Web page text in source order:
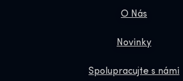
O Nás
Novinky
Spolupracujte s námi